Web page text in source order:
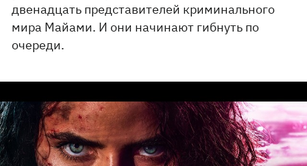
двенадцать представителей криминального
мира Майами. И они начинают гибнуть по
очереди.